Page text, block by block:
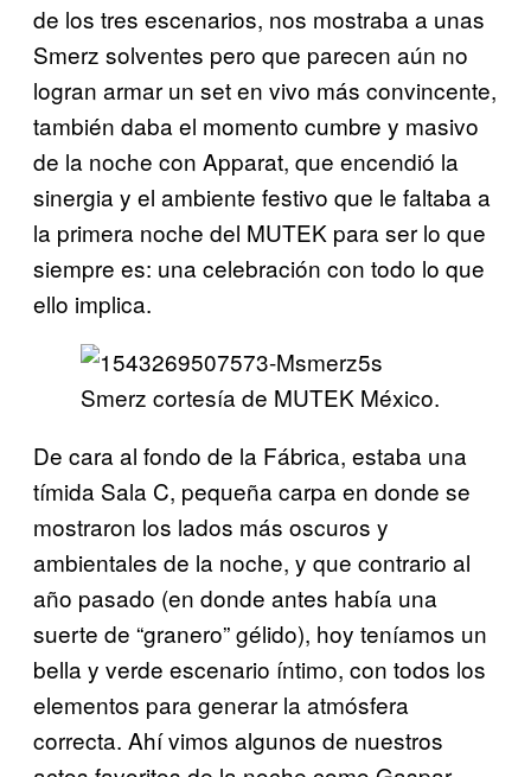
de los tres escenarios, nos mostraba a unas
Smerz solventes pero que parecen aún no
logran armar un set en vivo más convincente,
también daba el momento cumbre y masivo
de la noche con Apparat, que encendió la
sinergia y el ambiente festivo que le faltaba a
la primera noche del MUTEK para ser lo que
siempre es: una celebración con todo lo que
ello implica.
Smerz cortesía de MUTEK México.
De cara al fondo de la Fábrica, estaba una
tímida Sala C, pequeña carpa en donde se
mostraron los lados más oscuros y
ambientales de la noche, y que contrario al
año pasado (en donde antes había una
suerte de “granero” gélido), hoy teníamos un
bella y verde escenario íntimo, con todos los
elementos para generar la atmósfera
correcta. Ahí vimos algunos de nuestros